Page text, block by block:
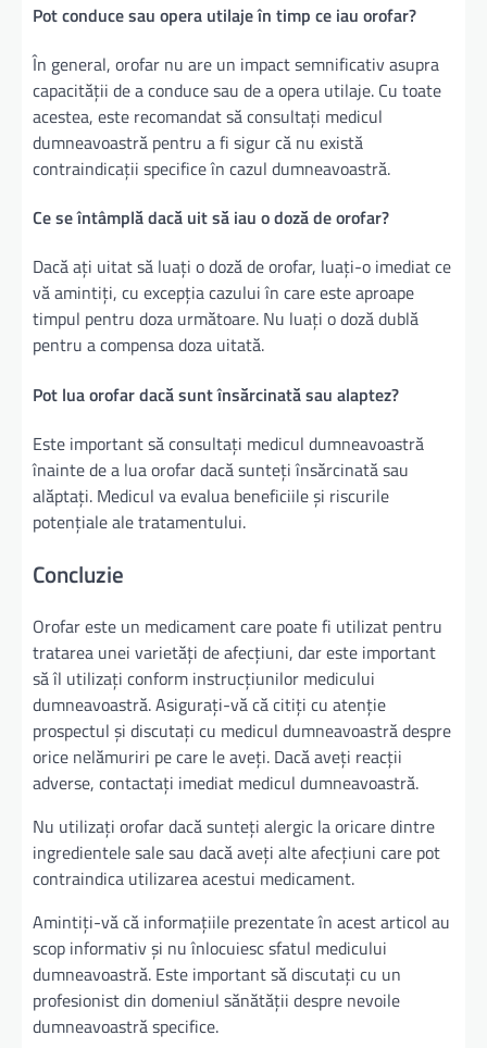
Pot conduce sau opera utilaje în timp ce iau orofar?
În general, orofar nu are un impact semnificativ asupra
capacității de a conduce sau de a opera utilaje. Cu toate
acestea, este recomandat să consultați medicul
dumneavoastră pentru a fi sigur că nu există
contraindicații specifice în cazul dumneavoastră.
Ce se întâmplă dacă uit să iau o doză de orofar?
Dacă ați uitat să luați o doză de orofar, luați-o imediat ce
vă amintiți, cu excepția cazului în care este aproape
timpul pentru doza următoare. Nu luați o doză dublă
pentru a compensa doza uitată.
Pot lua orofar dacă sunt însărcinată sau alaptez?
Este important să consultați medicul dumneavoastră
înainte de a lua orofar dacă sunteți însărcinată sau
alăptați. Medicul va evalua beneficiile și riscurile
potențiale ale tratamentului.
Concluzie
Orofar este un medicament care poate fi utilizat pentru
tratarea unei varietăți de afecțiuni, dar este important
să îl utilizați conform instrucțiunilor medicului
dumneavoastră. Asigurați-vă că citiți cu atenție
prospectul și discutați cu medicul dumneavoastră despre
orice nelămuriri pe care le aveți. Dacă aveți reacții
adverse, contactați imediat medicul dumneavoastră.
Nu utilizați orofar dacă sunteți alergic la oricare dintre
ingredientele sale sau dacă aveți alte afecțiuni care pot
contraindica utilizarea acestui medicament.
Amintiți-vă că informațiile prezentate în acest articol au
scop informativ și nu înlocuiesc sfatul medicului
dumneavoastră. Este important să discutați cu un
profesionist din domeniul sănătății despre nevoile
dumneavoastră specifice.